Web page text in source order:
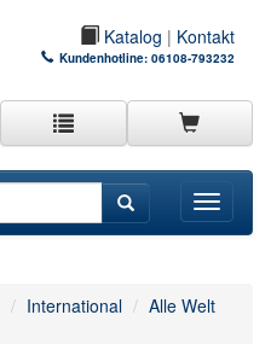
Katalog | Kontakt
Kundenhotline: 06108-793232
Toggle
International
Alle Welt